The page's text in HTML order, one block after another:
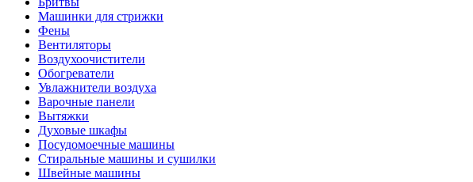
Машинки для стрижки
Фены
Вентиляторы
Воздухоочистители
Обогреватели
Увлажнители воздуха
Варочные панели
Вытяжки
Духовые шкафы
Посудомоечные машины
Стиральные машины и сушилки
Швейные машины